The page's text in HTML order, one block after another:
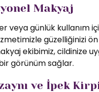
Makyaj
veya günlük kullanım
güzelliğinizi ön
ekibimiz, cildinize
görünüm sağlar.
ve İpek